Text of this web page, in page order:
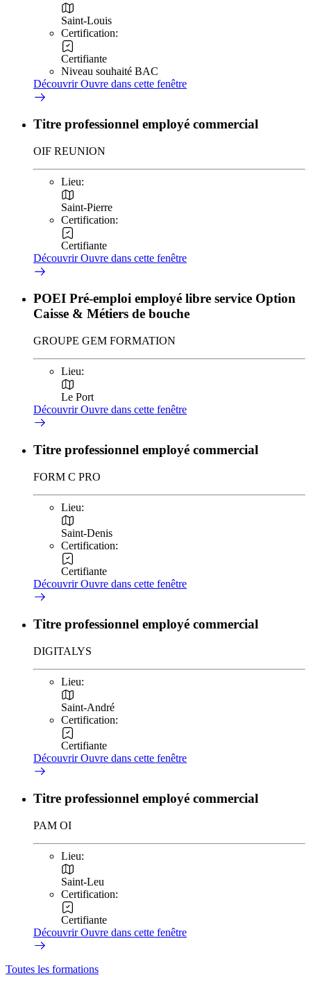
Saint-Louis
Certification:
Certifiante
Niveau souhaité BAC
DécouvrirOuvre dans cette fenêtre
Titre professionnel employé commercial
OIF REUNION
Lieu:
Saint-Pierre
Certification:
Certifiante
DécouvrirOuvre dans cette fenêtre
POEI Pré-emploi employé libre service Option
Caisse & Métiers de bouche
GROUPE GEM FORMATION
Lieu:
Le Port
DécouvrirOuvre dans cette fenêtre
Titre professionnel employé commercial
FORM C PRO
Lieu:
Saint-Denis
Certification:
Certifiante
DécouvrirOuvre dans cette fenêtre
Titre professionnel employé commercial
DIGITALYS
Lieu:
Saint-André
Certification:
Certifiante
DécouvrirOuvre dans cette fenêtre
Titre professionnel employé commercial
PAM OI
Lieu:
Saint-Leu
Certification:
Certifiante
DécouvrirOuvre dans cette fenêtre
Toutes les formations